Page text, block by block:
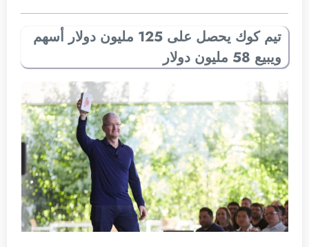
تيم كوك يحصل على 125 مليون دولار أسهم
ويبيع 58 مليون دولار